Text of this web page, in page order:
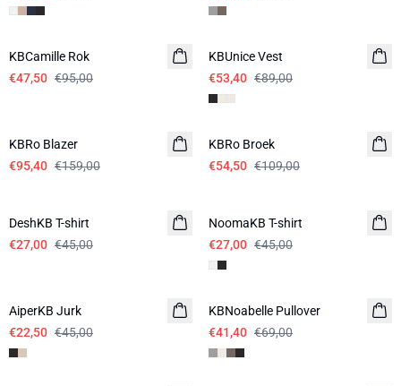
-50%
KBCamille Rok
€47,50 €95,00
-40%
KBUnice Vest
€53,40 €89,00
KBRo Blazer
€95,40 €159,00
-50%
KBRo Broek
€54,50 €109,00
DeshKB T-shirt
€27,00 €45,00
NoomaKB T-shirt
€27,00 €45,00
AiperKB Jurk
€22,50 €45,00
-40%
KBNoabelle Pullover
€41,40 €69,00
-40% -40%